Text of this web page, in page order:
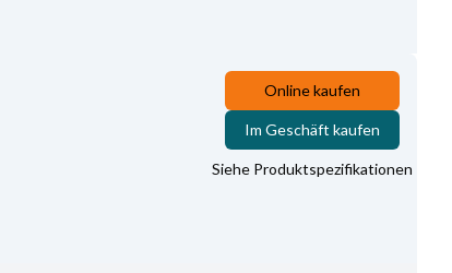
Online kaufen
Im Geschäft kaufen
Siehe Produktspezifikationen